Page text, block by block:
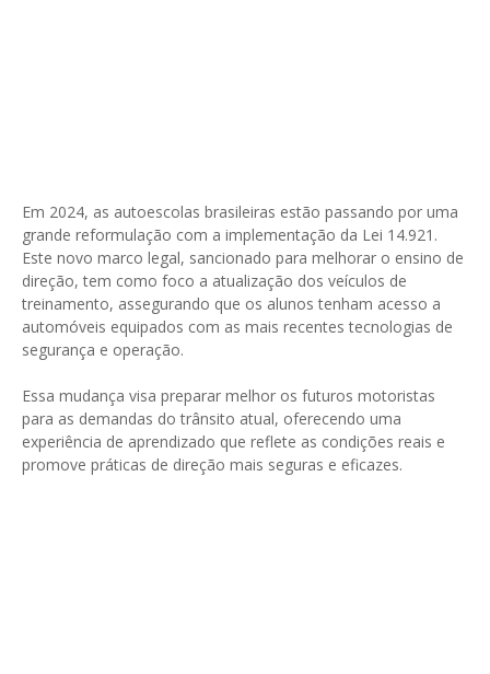
Em 2024, as autoescolas brasileiras estão passando por uma
grande reformulação com a implementação da Lei 14.921.
Este novo marco legal, sancionado para melhorar o ensino de
direção, tem como foco a atualização dos veículos de
treinamento, assegurando que os alunos tenham acesso a
automóveis equipados com as mais recentes tecnologias de
segurança e operação.
Essa mudança visa preparar melhor os futuros motoristas
para as demandas do trânsito atual, oferecendo uma
experiência de aprendizado que reflete as condições reais e
promove práticas de direção mais seguras e eficazes.